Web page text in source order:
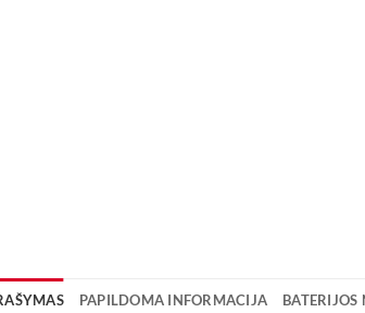
PAPILDOMA INFORMACIJA